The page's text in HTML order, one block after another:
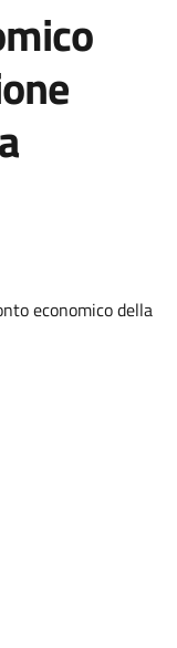
economico della